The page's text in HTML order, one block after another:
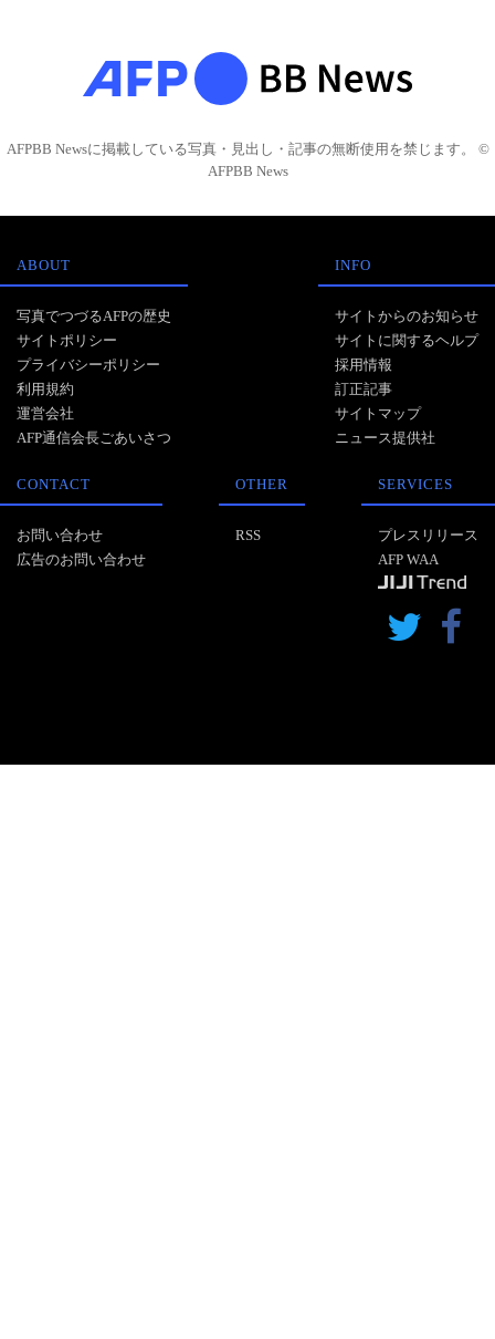
AFPBB Newsに掲載している写真・見出し・記事の無断使用を禁じます。 ©
AFPBB News
ABOUT
写真でつづるAFPの歴史
サイトポリシー
プライバシーポリシー
利用規約
運営会社
AFP通信会長ごあいさつ
INFO
サイトからのお知らせ
サイトに関するヘルプ
採用情報
訂正記事
サイトマップ
ニュース提供社
CONTACT
お問い合わせ
広告のお問い合わせ
OTHER
RSS
SERVICES
プレスリリース
AFP WAA